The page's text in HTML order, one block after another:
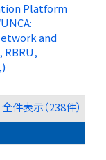
Platform
and
全件表示（238件）